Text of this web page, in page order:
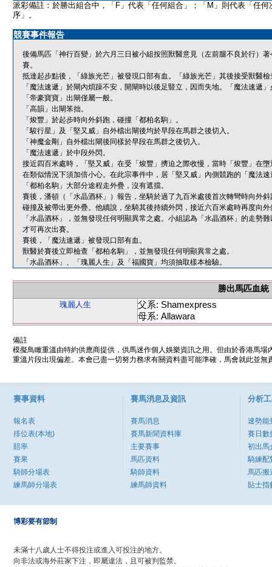
派彩備註：於勝出組合中，「F」代表「任何組合」；「M」則代表「任何
序」。
競賽事件報告
後備馬匹「神行百變」於六月三日被小組按照獸醫意見（左前腿不良於行）
賽。
抵達起步點後，「綠族光芒」被發現口部有血。「綠族光芒」其後接受獸醫
「魔法速遞」於閘內煩躁不安，開閘時以後足豎立，因而失地。「魔法速遞
「帝豪寶寶」出閘僅屬一般。
「高韻」出閘笨拙。
「焌豐」於起步時向外斜跑，碰撞「都柏名駒」。
「駿行星」及「堅又威」自外檔出閘後均於早段在馬群之後切入。
「神魔金剛」自外檔出閘後同樣於早段在馬群之後切入。
「魔法速遞」於中段外閃。
接近四百米處時，「堅又威」在受「焌豐」擠迫之際收慢，當時「焌豐」在
在類似情況下須加倍小心。在此宗事件中，居「堅又威」內側競跑的「魔法
「都柏名駒」大部分途程走外疊，沒有遮擋。
賽後，潘頓（「水晶酒杯」）報告，坐騎於過了九百米處後首次轉彎時向外
碰撞及被帶出更外疊。他續說，坐騎其後持續外閃，接近六百米處時再度向
「水晶酒杯」，並無發現任何明顯異常之處。小組認為「水晶酒杯」的走勢
才可再次出賽。
賽後，「魔法速遞」被發現口部有血。
獸醫於賽後立即檢查「都柏名駒」，並無發現任何明顯異常之處。
「水晶酒杯」、「瑰麗人生」及「福國寶」均須抽取樣本檢驗。
勝出馬匹血統
瑰麗人生
父系: Shamexpress
母系: Allawara
備註
模擬鳥瞰重溫由特約供應商提供，供馬迷作個人娛樂資訊之用。但由於香港馬
重溫片段出現偏差。本會已盡一切努力務求有關資料盡可能準確，馬會就此並
賽事資料
報名表
排位表(本地)
賠率
賽果
騎師分場表
練馬師分場表
賽馬消息及資訊
賽馬消息
賽馬新聞資料庫
主要賽事
馬匹資料
騎師資料
練馬師資料
分析
速勢能
賽日數
初出馬
騎練配
馬匹搬
貼士指
博彩要有節制
未滿十八歲人士不得投注或進入可投注的地方。
向非法或海外莊家下注，即屬違法，且可被判監禁。